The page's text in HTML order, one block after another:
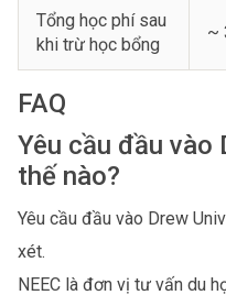
Tổng học phí sau
khi trừ học bổng
~
FAQ
Yêu cầu đầu vào
thế nào?
Yêu cầu đầu vào Drew
xét.
NEEC là đơn vị tư vấn du